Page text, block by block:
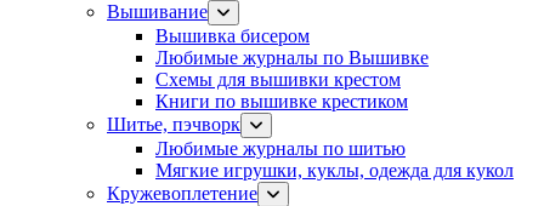
Вышивание
Вышивка бисером
Любимые журналы по Вышивке
Схемы для вышивки крестом
Книги по вышивке крестиком
Шитье, пэчворк
Любимые журналы по шитью
Мягкие игрушки, куклы, одежда для кукол
Кружевоплетение